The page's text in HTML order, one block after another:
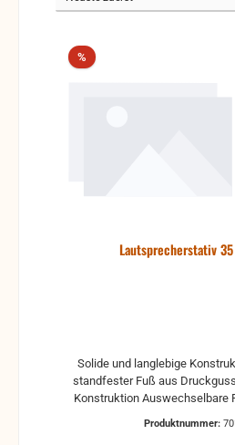
%Rabatt
Lautsprecherstativ
standfester Fuß aus Druckguss
Konstruktion Auswechselbare Farbringe SP 5212 B
Produktnummer: